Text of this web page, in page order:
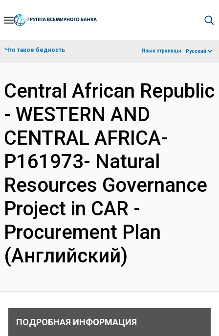
Skip
Navigation
Что такое бедность Язык страницы: Русский
Central African Republic
- WESTERN AND
CENTRAL AFRICA-
P161973- Natural
Resources Governance
Project in CAR -
Procurement Plan
(Английский)
ПОДРОБНАЯ ИНФОРМАЦИЯ